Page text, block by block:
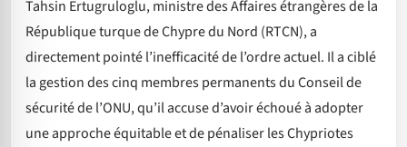
Tahsin Ertugruloglu, ministre des Affaires étrangères de la
République turque de Chypre du Nord (RTCN), a
directement pointé l’inefficacité de l’ordre actuel. Il a ciblé
la gestion des cinq membres permanents du Conseil de
sécurité de l’ONU, qu’il accuse d’avoir échoué à adopter
une approche équitable et de pénaliser les Chypriotes